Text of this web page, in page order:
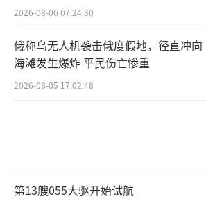
2026-08-06 07:24:30
俄称乌无人机袭击俄度假地，径直冲向
海滩发生爆炸 平民伤亡惨重
2026-08-05 17:02:48
第13艘055大驱开始试航